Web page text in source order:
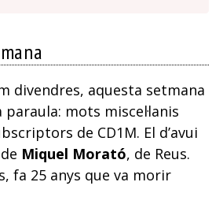
divendres, aquesta setmana
mots miscel·lanis
de CD1M. El d’avui
Miquel Morató, de Reus.
fa 25 anys que va morir